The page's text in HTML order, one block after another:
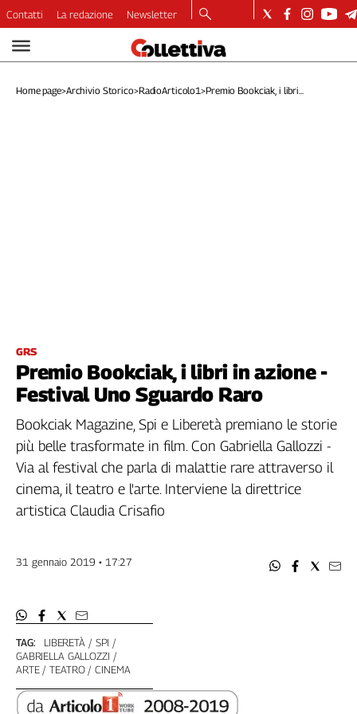
Video
Dirette
Filcams
Filctem
Filt
Fiom
Fisac
Flai
Flc
Inca
Caaf
Speciali
G8
Contatti La redazione Newsletter
Home page>Archivio Storico>RadioArticolo1>Premio Bookciak, i libri...
GRS
Premio Bookciak, i libri in azione -
Festival Uno Sguardo Raro
Bookciak Magazine, Spi e Liberetà premiano le storie
più belle trasformate in film. Con Gabriella Gallozzi -
Via al festival che parla di malattie rare attraverso il
cinema, il teatro e l'arte. Interviene la direttrice
artistica Claudia Crisafio
31 gennaio 2019 • 17:27
TAG: LIBERETÀ
SPI
GABRIELLA GALLOZZI
ARTE
TEATRO CINEMA